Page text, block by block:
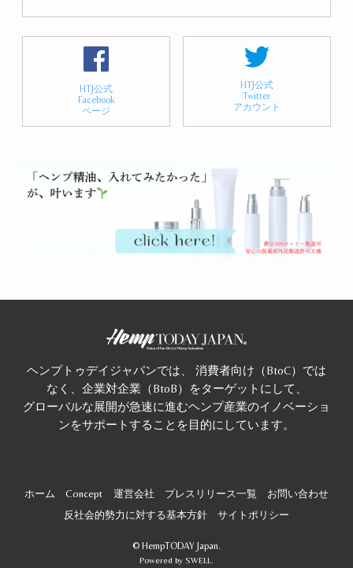
HTJ公式
Facebook
ページ
HTJ公式
Twitter
アカウント
ヘンプトゥデイジャパンでは、 消費者向け（BtoC）では
なく、企業対企業（BtoB）をターゲットにして、
グローバルな展開が急速に進むヘンプ産業のイノベーショ
ンをサポートすることを目的にしています。
ホーム Concept 運営会社 プレスリリース一覧
お問い合わせ
反社会的勢力に対する基本方針
サイトポリシー
© HempTODAY Japan.
Powered by SWELL.